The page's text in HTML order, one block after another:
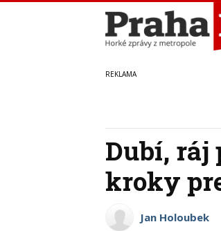
Dubí, ráj
kroky
Jan Holoubek